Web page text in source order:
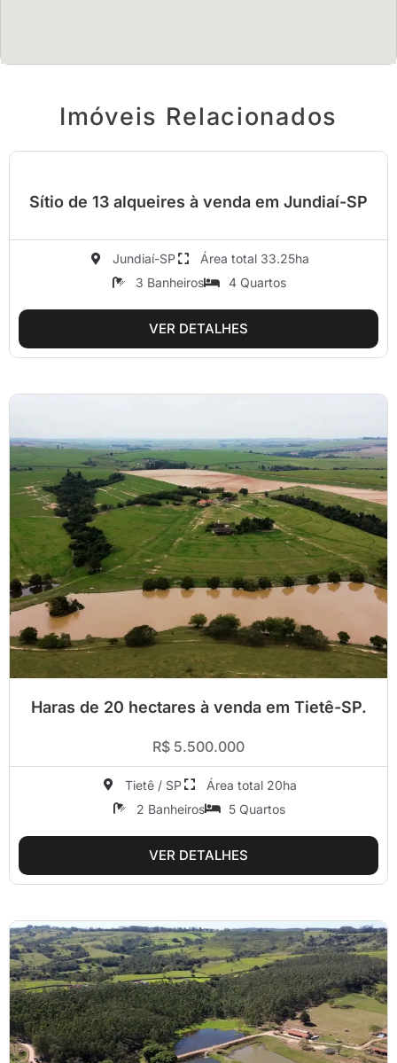
Imóveis Relacionados
Sítio de 13 alqueires à venda em Jundiaí-SP
Jundiaí-SP
Área total 33.25ha
3 Banheiros
4 Quartos
VER DETALHES
Haras de 20 hectares à venda em Tietê-SP.
R$ 5.500.000
Tietê / SP
Área total 20ha
2 Banheiros
5 Quartos
VER DETALHES